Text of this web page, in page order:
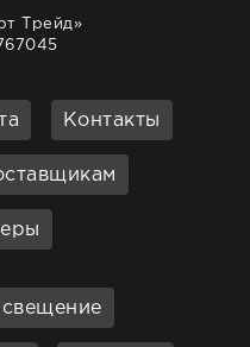
Трейд»
Контакты